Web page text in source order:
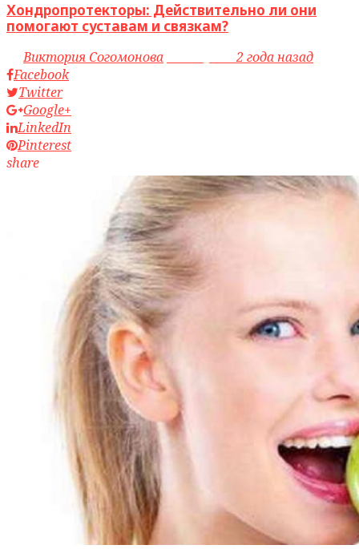
Хондропротекторы: Действительно ли они
помогают суставам и связкам?
byВиктория Согомонова access_time2 года назад
Facebook
Twitter
Google+
LinkedIn
Pinterest
share